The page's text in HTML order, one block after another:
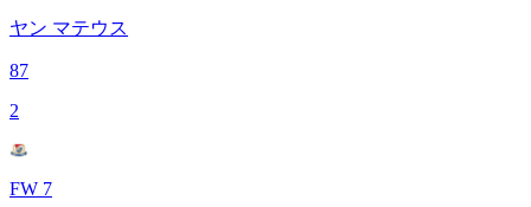
ヤン マテウス
87
2
FW 7